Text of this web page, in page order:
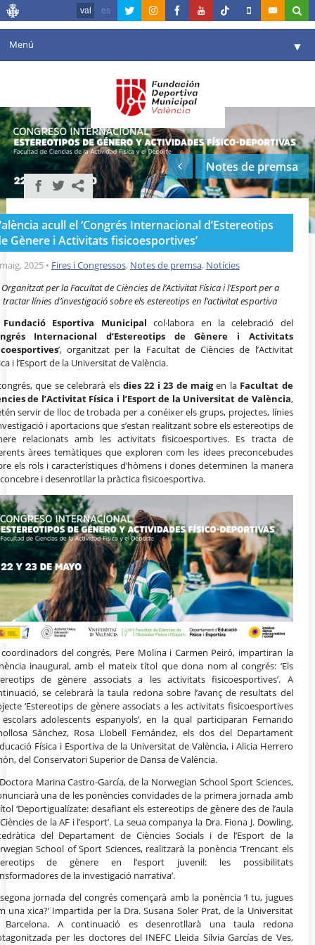
val es
Menú ▼
Agenda
Instal·lacions ▼
Comunicació ▼
València en esport
Portal de Transparència
Reserves
Notes de premsa
acull el ‘Congrés Internacional d’Estereotips
Gènere i Activitats fisicoesportives’
2025• Fires i Congressos, Notes de premsa, Notícies
Organitzat per la Facultat de Ciències de l’Activitat Física i l’Esport per a
tractar línies d’investigació sobre els estereotips en l’activitat esportiva
Fundació Esportiva Municipal col·labora en la celebració del
Internacional d’Estereotips de Gènere i Activitats
’, organitzat per la Facultat de Ciències de l’Activitat
i l’Esport de la Universitat de València.
que se celebrarà elsdies 22 i 23 de maigen la Facultat de
de l’Activitat Física i l’Esport de la Universitat de València,
servir de lloc de trobada per a conéixer els grups, projectes, línies
i aportacions que s’estan realitzant sobre els estereotips de
relacionats amb les activitats fisicoesportives. Es tracta de
àrees temàtiques que exploren com les idees preconcebudes
els rols i característiques d’hòmens i dones determinen la manera
i desenrotllar la pràctica fisicoesportiva.
coordinadors del congrés, Pere Molina i Carmen Peiró, impartiran la
inaugural, amb el mateix títol que dona nom al congrés: ‘Els
de gènere associats a les activitats fisicoesportives’. A
se celebrarà la taula redona sobre l’avanç de resultats del
‘Estereotips de gènere associats a les activitats fisicoesportives
adolescents espanyols’, en la qual participaran Fernando
Sánchez, Rosa Llobell Fernández, els dos del Departament
Física i Esportiva de la Universitat de València, i Alicia Herrero
del Conservatori Superior de Dansa de València.
Marina Castro-García, de la Norwegian School Sport Sciences,
una de les ponències convidades de la primera jornada amb
‘Deportigualízate: desafiant els estereotips de gènere des de l’aula
de la AF i l’esport’. La seua companya la Dra. Fiona J. Dowling,
del Departament de Ciències Socials i de l’Esport de la
School of Sport Sciences, realitzarà la ponència ‘Trencant els
de gènere en l’esport juvenil: les possibilitats
de la investigació narrativa’.
jornada del congrés començarà amb la ponència ‘I tu, jugues
una xica?’ Impartida per la Dra. Susana Soler Prat, de la Universitat
Barcelona. A continuació es desenrotllarà una taula redona
per les doctores del INEFC Lleida Sílvia Garcías de Ves,